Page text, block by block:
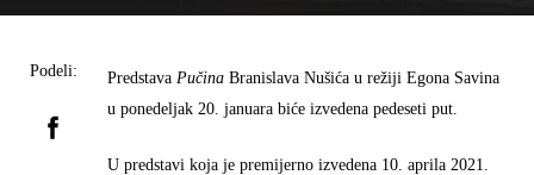
Podeli: Predstava PučinaBranislava Nušića u režiji Egona Savina
u ponedeljak 20. januara biće izvedena pedeseti put.
U predstavi koja je premijerno izvedena 10. aprila 2021.